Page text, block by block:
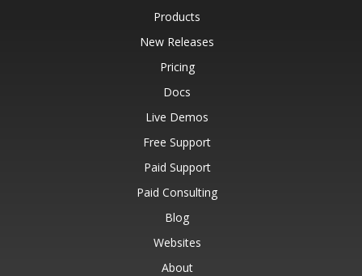
Products
New Releases
Pricing
Docs
Live Demos
Free Support
Paid Support
Paid Consulting
Blog
Websites
About